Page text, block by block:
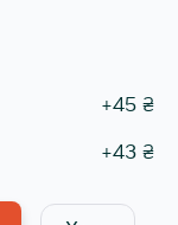
+45 ₴
+43 ₴